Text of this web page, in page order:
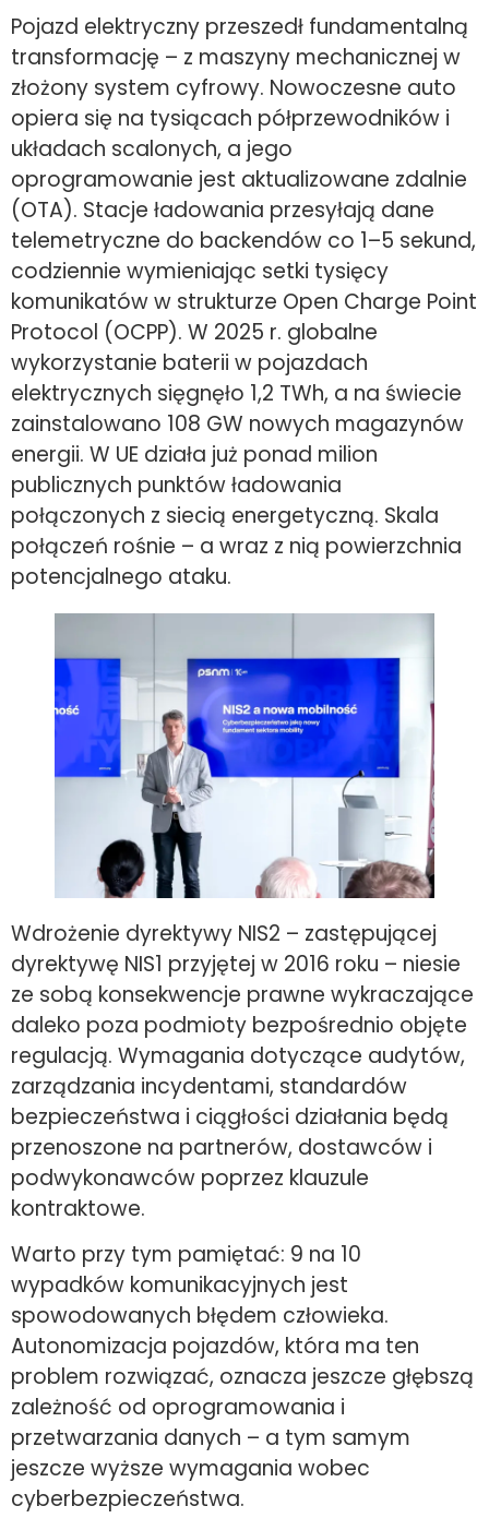
Pojazd elektryczny przeszedł fundamentalną
transformację – z maszyny mechanicznej w
złożony system cyfrowy. Nowoczesne auto
opiera się na tysiącach półprzewodników i
układach scalonych, a jego
oprogramowanie jest aktualizowane zdalnie
(OTA). Stacje ładowania przesyłają dane
telemetryczne do backendów co 1–5 sekund,
codziennie wymieniając setki tysięcy
komunikatów w strukturze Open Charge Point
Protocol (OCPP). W 2025 r. globalne
wykorzystanie baterii w pojazdach
elektrycznych sięgnęło 1,2 TWh, a na świecie
zainstalowano 108 GW nowych magazynów
energii. W UE działa już ponad milion
publicznych punktów ładowania
połączonych z siecią energetyczną. Skala
połączeń rośnie – a wraz z nią powierzchnia
potencjalnego ataku.
Wdrożenie dyrektywy NIS2 – zastępującej
dyrektywę NIS1 przyjętej w 2016 roku – niesie
ze sobą konsekwencje prawne wykraczające
daleko poza podmioty bezpośrednio objęte
regulacją. Wymagania dotyczące audytów,
zarządzania incydentami, standardów
bezpieczeństwa i ciągłości działania będą
przenoszone na partnerów, dostawców i
podwykonawców poprzez klauzule
kontraktowe.
Warto przy tym pamiętać: 9 na 10
wypadków komunikacyjnych jest
spowodowanych błędem człowieka.
Autonomizacja pojazdów, która ma ten
problem rozwiązać, oznacza jeszcze głębszą
zależność od oprogramowania i
przetwarzania danych – a tym samym
jeszcze wyższe wymagania wobec
cyberbezpieczeństwa.